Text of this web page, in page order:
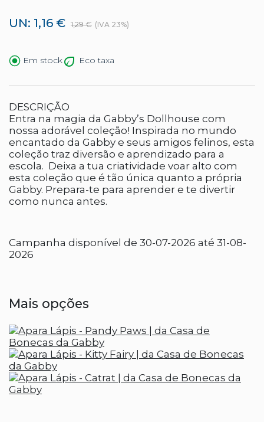
UN: 1,16 € 1,29 € (IVA 23%)
Em stock Eco taxa
DESCRIÇÃO
Entra na magia da Gabby’s Dollhouse com
nossa adorável coleção! Inspirada no mundo
encantado da Gabby e seus amigos felinos, esta
coleção traz diversão e aprendizado para a
escola. Deixa a tua criatividade voar alto com
esta coleção que é tão única quanto a própria
Gabby. Prepara-te para aprender e te divertir
como nunca antes.
Campanha disponível de 30-07-2026 até 31-08-
2026
Mais opções